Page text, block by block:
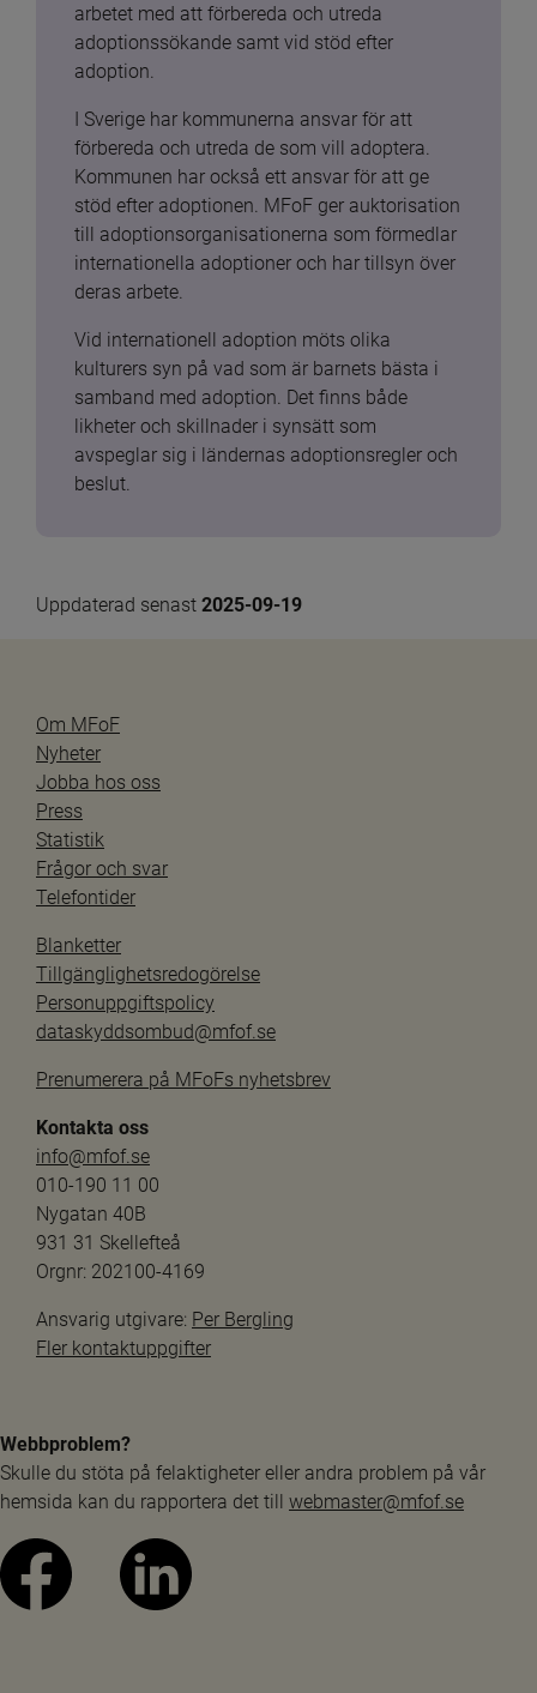
arbetet med att förbereda och utreda
adoptionssökande samt vid stöd efter
adoption.
I Sverige har kommunerna ansvar för att
förbereda och utreda de som vill adoptera.
Kommunen har också ett ansvar för att ge
stöd efter adoptionen. MFoF ger auktorisation
till adoptionsorganisationerna som förmedlar
internationella adoptioner och har tillsyn över
deras arbete.
Vid internationell adoption möts olika
kulturers syn på vad som är barnets bästa i
samband med adoption. Det finns både
likheter och skillnader i synsätt som
avspeglar sig i ländernas adoptionsregler och
beslut.
Uppdaterad senast 2025-09-19
Om MFoF
Nyheter
Jobba hos oss
Press
Statistik
Frågor och svar
Telefontider
Blanketter
Tillgänglighetsredogörelse
Personuppgiftspolicy
dataskyddsombud@mfof.se
Prenumerera på MFoFs nyhetsbrev
Kontakta oss
info@mfof.se
010-190 11 00
Nygatan 40B
931 31 Skellefteå
Orgnr: 202100-4169
Ansvarig utgivare: Per Bergling
Fler kontaktuppgifter
Webbproblem?
Skulle du stöta på felaktigheter eller andra problem på vår
hemsida kan du rapportera det till webmaster@mfof.se